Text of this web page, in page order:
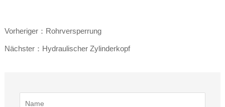
Vorheriger：Rohrversperrung
Nächster：Hydraulischer Zylinderkopf